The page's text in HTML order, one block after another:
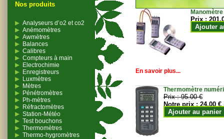
Nos produits
Analyseurs d’o2 et co2
Anémomètres
Awmètres
Balances
Calibres
Compteurs à main
Electrochimie
Enregistreurs
Luxmètres
Mètres
Pénétromètres
Ph-mètres
Réfractomètres
Station-Météo
Test bouchons
Thermomètres
Thermo-hygromètres
Prix :
Ajouter
En savoir plus...
Thermomètre
Prix :95.00 €
Notre prix :24.00 €
Ajouter au panier